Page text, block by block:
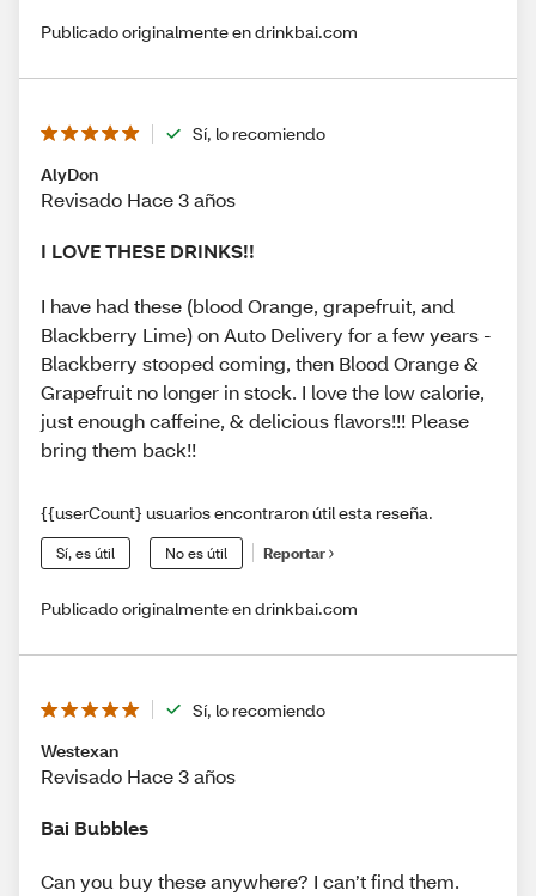
Publicado originalmente en drinkbai.com
Sí, lo recomiendo
AlyDon
Revisado Hace 3 años
I LOVE THESE DRINKS!!
I have had these (blood Orange, grapefruit, and
Blackberry Lime) on Auto Delivery for a few years -
Blackberry stooped coming, then Blood Orange &
Grapefruit no longer in stock. I love the low calorie,
just enough caffeine, & delicious flavors!!! Please
bring them back!!
{{userCount} usuarios encontraron útil esta reseña.
Sí, es útil No es útil Reportar
Publicado originalmente en drinkbai.com
Sí, lo recomiendo
Westexan
Revisado Hace 3 años
Bai Bubbles
Can you buy these anywhere? I can’t find them.